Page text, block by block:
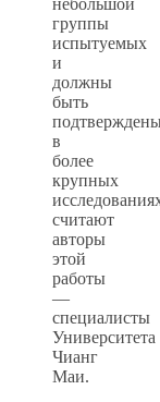
группы
испытуемых
и
должны
быть
в
более
крупных
считают
авторы
этой
работы
—
специалисты
Университета
Чианг
Маи.